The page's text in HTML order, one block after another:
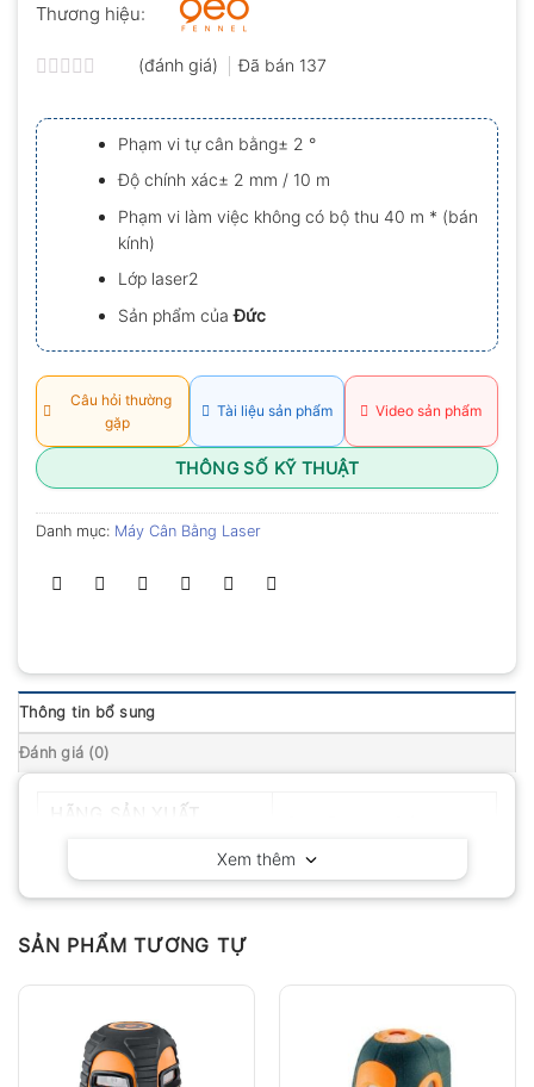
Thương hiệu:
xếp
hạng
0.0
5
sao
(đánh giá) Đã bán 137
Phạm vi tự cân bằng± 2 °
Độ chính xác± 2 mm / 10 m
Phạm vi làm việc không có bộ thu 40 m * (bán
kính)
Lớp laser2
Sản phẩm củaĐức
Câu hỏi thường
gặp
Tài liệu sản phẩm Video sản phẩm
THÔNG SỐ KỸ THUẬT
Danh mục: Máy Cân Bằng Laser
Thông tin bổ sung
Đánh giá (0)
Xem thêm
SẢN PHẨM TƯƠNG TỰ